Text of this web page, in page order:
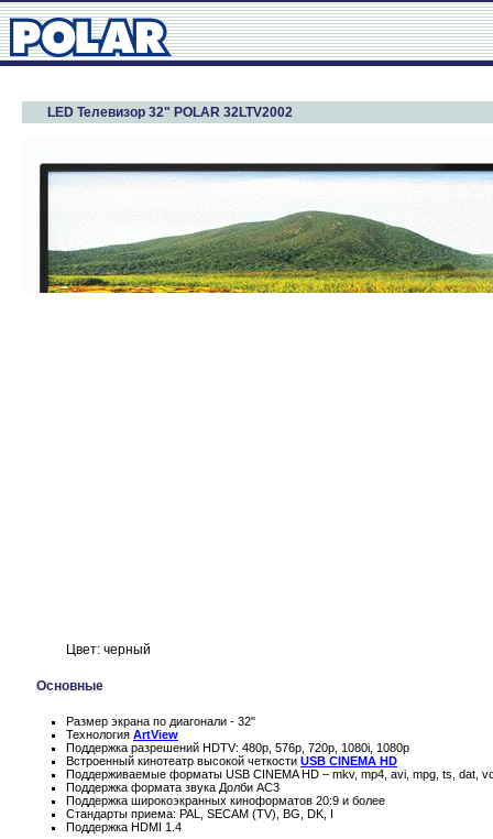
LED Телевизор 32" POLAR 32LTV2002
Цвет: черный
Основные
Размер экрана по диагонали - 32"
Технология ArtView
Поддержка разрешений HDTV: 480p, 576p, 720p, 1080i, 1080p
Встроенный кинотеатр высокой четкости USB CINEMA HD
Поддерживаемые форматы USB CINEMA HD – mkv, mp4, avi, mpg, ts, dat,
Поддержка формата звука Долби AC3
Поддержка широкоэкранных киноформатов 20:9 и более
Стандарты приема: PAL, SECAM (TV), BG, DK, I
Поддержка HDMI 1.4